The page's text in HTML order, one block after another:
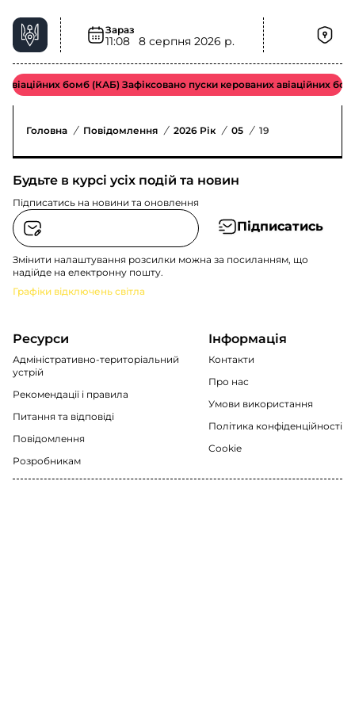
Зараз
11:08 8 серпня 2026 р.
бомб (КАБ) Зафіксовано пуски керованих авіаційних
Головна / Повідомлення / 2026 Рік / 05 / 19
Будьте в курсі усіх подій та новин
Підписатись на новини та оновлення
Підписатись
Змінити налаштування розсилки можна за посиланням, що
надійде на електронну пошту.
Графіки відключень світла
Ресурси
Адміністративно-територіальний
устрій
Рекомендації i правила
Питання та відповіді
Повідомлення
Розробникам
Інформація
Контакти
Про нас
Умови використання
Політика конфіденційності
Cookie